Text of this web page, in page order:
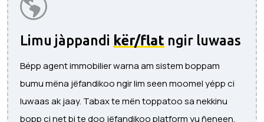
Limu jàppandi kër/flat ngir luwaas
Bépp agent immobilier warna am sistem boppam
bumu mëna jëfandikoo ngir lim seen moomel yépp ci
luwaas ak jaay. Tabax te mën toppatoo sa nekkinu
bopp ci net bi te doo jëfandikoo platform yu ñeneen,